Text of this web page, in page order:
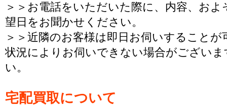
＞＞お電話をいただいた際に、内容、およ
望日をお聞かせください。
＞＞近隣のお客様は即日お伺いすること
状況によりお伺いできない場合がござい
い。
宅配買取について